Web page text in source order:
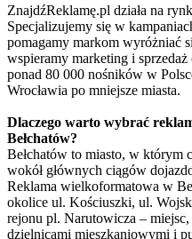
ZnajdźReklamę.pl działa na
Specjalizujemy się w
pomagamy markom wyróżniać
wspieramy marketing i
ponad 80 000 nośników w
Wrocławia po mniejsze miasta.
Dlaczego warto wybrać
Bełchatów?
Bełchatów to miasto, w którym
wokół głównych ciągów
Reklama wielkoformatowa w
okolice ul. Kościuszki, ul.
rejonu pl. Narutowicza – miejsc,
dzielnicami mieszkaniowymi i